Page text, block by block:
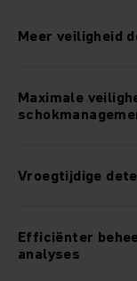
Meer veiligheid
Maximale
Vroegtijdige
Efficiënter
analyses